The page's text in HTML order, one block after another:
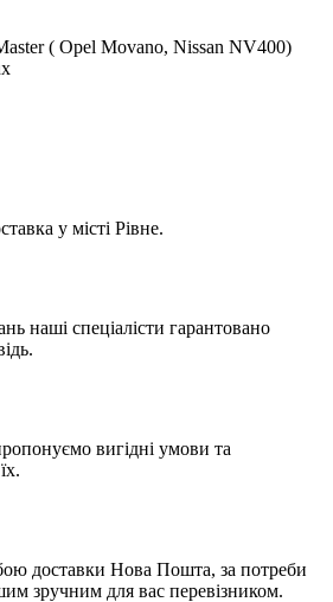
( Opel Movano, Nissan NV400)
у місті Рівне.
наші спеціалісти гарантовано
вигідні умови та
доставки Нова Пошта, за потреби
зручним для вас перевізником.